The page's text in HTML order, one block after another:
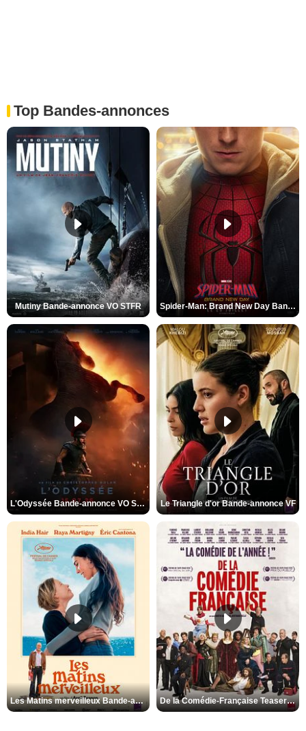
Top Bandes-annonces
Mutiny Bande-annonce VO STFR Spider-Man: Brand New Day Bande-annonce VO STFR
L'Odyssée Bande-annonce VO STFR Le Triangle d'or Bande-annonce VF
Les Matins merveilleux Bande-annonce VF De la Comédie-Française Teaser VF